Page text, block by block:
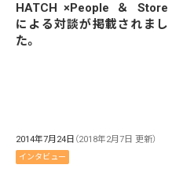
HATCH ×People ＆ Store
による対談が掲載されまし
た。
2014年7月24日 （2018年2月7日 更新）
インタビュー